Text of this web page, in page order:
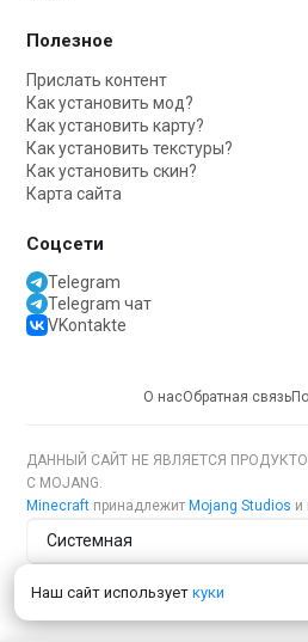
Наш сайт использует куки
Полезное
Прислать контент
Как установить мод?
Как установить карту?
Как установить текстуры?
Как установить скин?
Карта сайта
Соцсети
Telegram
Telegram чат
VKontakte
О насОбратная связь
ДАННЫЙ САЙТ НЕ ЯВЛЯЕТСЯ
С MOJANG.
Minecraft принадлежит Mojang Studios и
Тема сайта
Язык сайта